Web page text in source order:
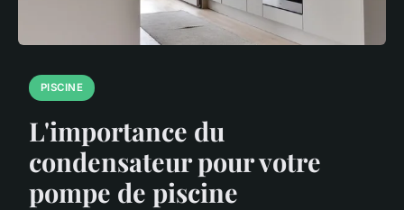
PISCINE
L'importance du
condensateur pour votre
pompe de piscine